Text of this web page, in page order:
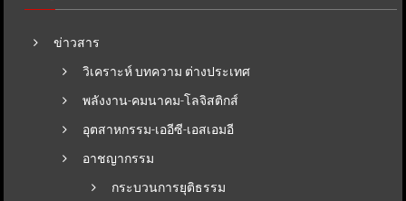
ข่าวสาร
วิเคราะห์ บทความ ต่างประเทศ
พลังงาน-คมนาคม-โลจิสติกส์
อุตสาหกรรม-เออีซี-เอสเอมอี
อาชญากรรม
กระบวนการยุติธรรม